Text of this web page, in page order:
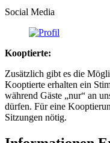
Social Media
Kooptierte:
Zusätzlich gibt es die
Kooptierte erhalten ein
während Gäste „nur“ an
dürfen. Für eine
Sitzungen nötig.